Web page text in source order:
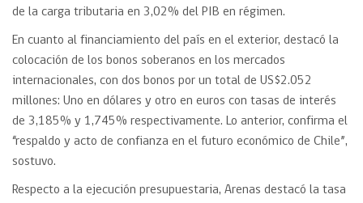
de la carga tributaria en 3,02% del PIB en régimen.
En cuanto al financiamiento del país en el exterior, destacó la
colocación de los bonos soberanos en los mercados
internacionales, con dos bonos por un total de US$2.052
millones: Uno en dólares y otro en euros con tasas de interés
de 3,185% y 1,745% respectivamente. Lo anterior, confirma el
“respaldo y acto de confianza en el futuro económico de Chile”,
sostuvo.
Respecto a la ejecución presupuestaria, Arenas destacó la tasa